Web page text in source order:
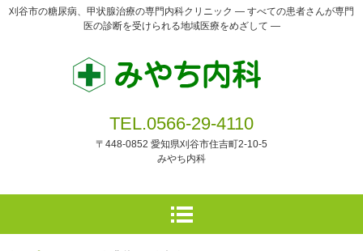
刈谷市の糖尿病、甲状腺治療の専門内科クリニック ― すべての患者さんが専門
医の診断を受けられる地域医療をめざして ―
TEL.0566-29-4110
〒448-0852 愛知県刈谷市住吉町2-10-5
みやち内科